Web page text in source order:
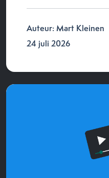
Auteur: Mart Kleinen
24 juli 2026